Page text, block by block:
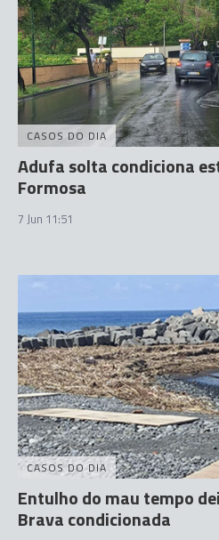
CASOS DO DIA
Adufa solta condiciona
Formosa
7 Jun 11:51
CASOS DO DIA
Entulho do mau tempo
Brava condicionada